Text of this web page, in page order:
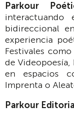
Parkour
interactuando
bidireccional
experiencia
Festivales
de
en espacios
Imprenta o
Parkour